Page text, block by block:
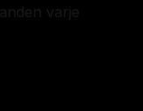
varje